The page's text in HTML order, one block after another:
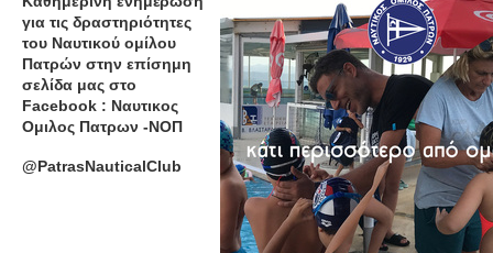
για τις δραστηριότητες
του Ναυτικού ομίλου
Πατρών στην επίσημη
σελίδα μας στο
Facebook : Ναυτικος
Ομιλος Πατρων -ΝΟΠ
@PatrasNauticalClub